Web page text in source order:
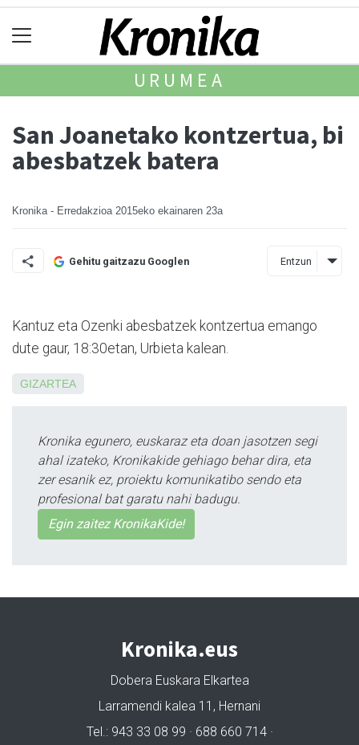
URUMEA
San Joanetako kontzertua, bi
abesbatzek batera
Kronika - Erredakzioa 2015eko ekainaren 23a
Gehitu gaitzazu Googlen Entzun
Kantuz eta Ozenki abesbatzek kontzertua emango
dute gaur, 18:30etan, Urbieta kalean.
GIZARTEA
Kronika egunero, euskaraz eta doan jasotzen segi
ahal izateko, Kronikakide gehiago behar dira, eta
zer esanik ez, proiektu komunikatibo sendo eta
profesional bat garatu nahi badugu.
Egin zaitez KronikaKide!
Kronika.eus
Dobera Euskara Elkartea
Larramendi kalea 11, Hernani
Tel.: 943 33 08 99 · 688 660 714 ·